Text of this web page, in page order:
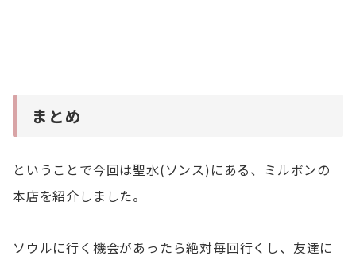
まとめ
ということで今回は聖水(ソンス)にある、ミルボンの
本店を紹介しました。
ソウルに行く機会があったら絶対毎回行くし、友達に